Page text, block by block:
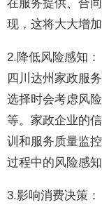
在服务提供、合
现，这将大大增
2.降低风险感知：
四川达州家政服
选择时会考虑风
等。家政企业的
训和服务质量监
过程中的风险感知
3.影响消费决策：